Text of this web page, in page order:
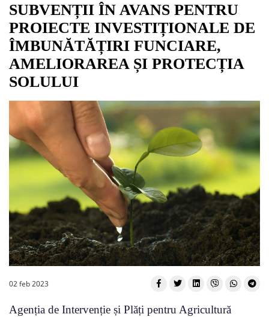
SUBVENȚII ÎN AVANS PENTRU
PROIECTE INVESTIȚIONALE DE
ÎMBUNĂTĂȚIRI FUNCIARE,
AMELIORAREA ȘI PROTECȚIA
SOLULUI
02 feb 2023
Agenția de Intervenție și Plăți pentru Agricultură